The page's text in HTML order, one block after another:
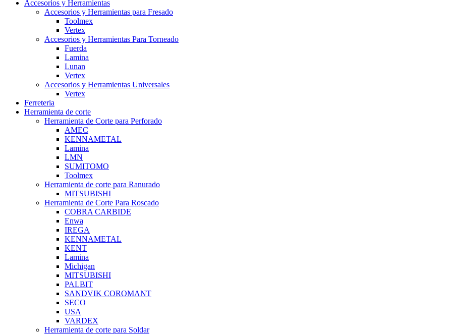
Accesorios y Herramientas
Accesorios y Herramientas para Fresado
Toolmex
Vertex
Accesorios y Herramientas Para Torneado
Fuerda
Lamina
Lunan
Vertex
Accesorios y Herramientas Universales
Vertex
Ferreteria
Herramienta de corte
Herramienta de Corte para Perforado
AMEC
KENNAMETAL
Lamina
LMN
SUMITOMO
Toolmex
Herramienta de corte para Ranurado
MITSUBISHI
Herramienta de Corte Para Roscado
COBRA CARBIDE
Enwa
IREGA
KENNAMETAL
KENT
Lamina
Michigan
MITSUBISHI
PALBIT
SANDVIK COROMANT
SECO
USA
VARDEX
Herramienta de corte para Soldar